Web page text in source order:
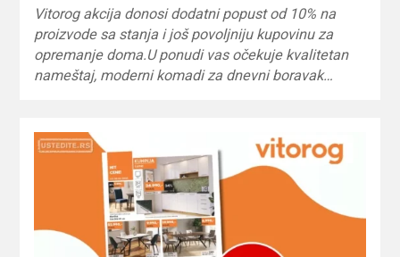
Vitorog akcija donosi dodatni popust od 10% na
proizvode sa stanja i još povoljniju kupovinu za
opremanje doma.U ponudi vas očekuje kvalitetan
nameštaj, moderni komadi za dnevni boravak…